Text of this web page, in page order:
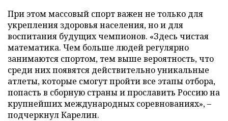
При этом массовый спорт важен не только для
укрепления здоровья населения, но и для
воспитания будущих чемпионов. «Здесь чистая
математика. Чем больше людей регулярно
занимаются спортом, тем выше вероятность, что
среди них появятся действительно уникальные
атлеты, которые смогут пройти все этапы отбора,
попасть в сборную страны и прославить Россию на
крупнейших международных соревнованиях», –
подчеркнул Карелин.